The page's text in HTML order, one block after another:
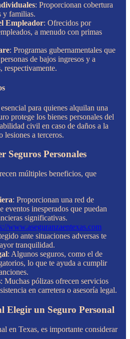
: Proporcionan cobertura
y familias.
Empleador: Ofrecidos por
a menudo con primas
: Programas gubernamentales que
de bajos ingresos y a
respectivamente.
para quienes alquilan una
protege los bienes personales del
civil en caso de daños a la
lesiones a terceros.
Seguros Personales
múltiples beneficios, que
: Proporcionan una red de
eventos inesperados que puedan
significativas.
www.aseguranzaentexas.com
ante situaciones adversas te
tranquilidad.
: Algunos seguros, como el de
lo que te ayuda a cumplir
: Muchas pólizas ofrecen servicios
en carretera o asesoría legal.
Elegir un Seguro Personal
en Texas, es importante considerar